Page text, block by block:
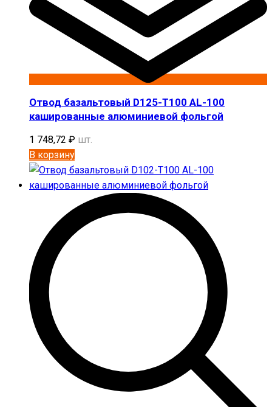
Отвод базальтовый D125-T100 AL-100
кашированные алюминиевой фольгой
1 748,72 ₽ шт.
В корзину